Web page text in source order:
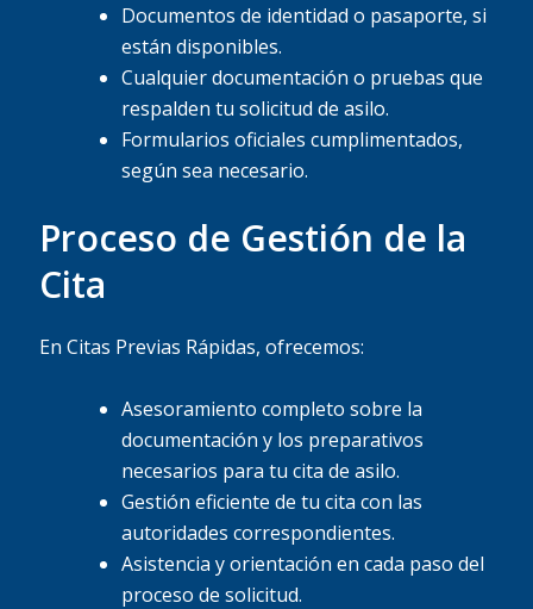
Documentos de identidad o pasaporte, si
están disponibles.
Cualquier documentación o pruebas que
respalden tu solicitud de asilo.
Formularios oficiales cumplimentados,
según sea necesario.
Proceso de Gestión de la
Cita
En Citas Previas Rápidas, ofrecemos:
Asesoramiento completo sobre la
documentación y los preparativos
necesarios para tu cita de asilo.
Gestión eficiente de tu cita con las
autoridades correspondientes.
Asistencia y orientación en cada paso del
proceso de solicitud.